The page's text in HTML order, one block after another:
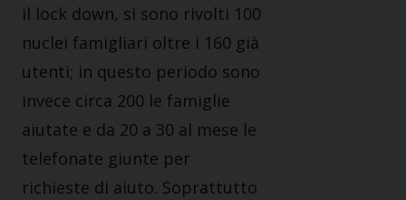
il lock down, si sono rivolti 100
nuclei famigliari oltre i 160 già
utenti; in questo periodo sono
invece circa 200 le famiglie
aiutate e da 20 a 30 al mese le
telefonate giunte per
richieste di aiuto. Soprattutto